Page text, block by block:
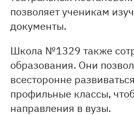
позволяет ученикам
документы.
Школа №1329 также
образования. Они
всесторонне
профильные классы,
направления в вузы.